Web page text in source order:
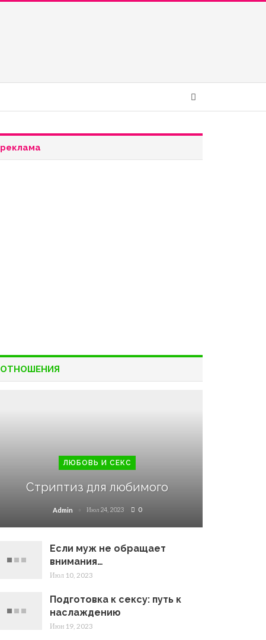
реклама
ОТНОШЕНИЯ
ЛЮБОВЬ И СЕКС
Стриптиз для любимого
Admin Июл 24, 2023 0
Если муж не обращает
внимания…
Июл 10, 2023
Подготовка к сексу: путь к
наслаждению
Июн 19, 2023